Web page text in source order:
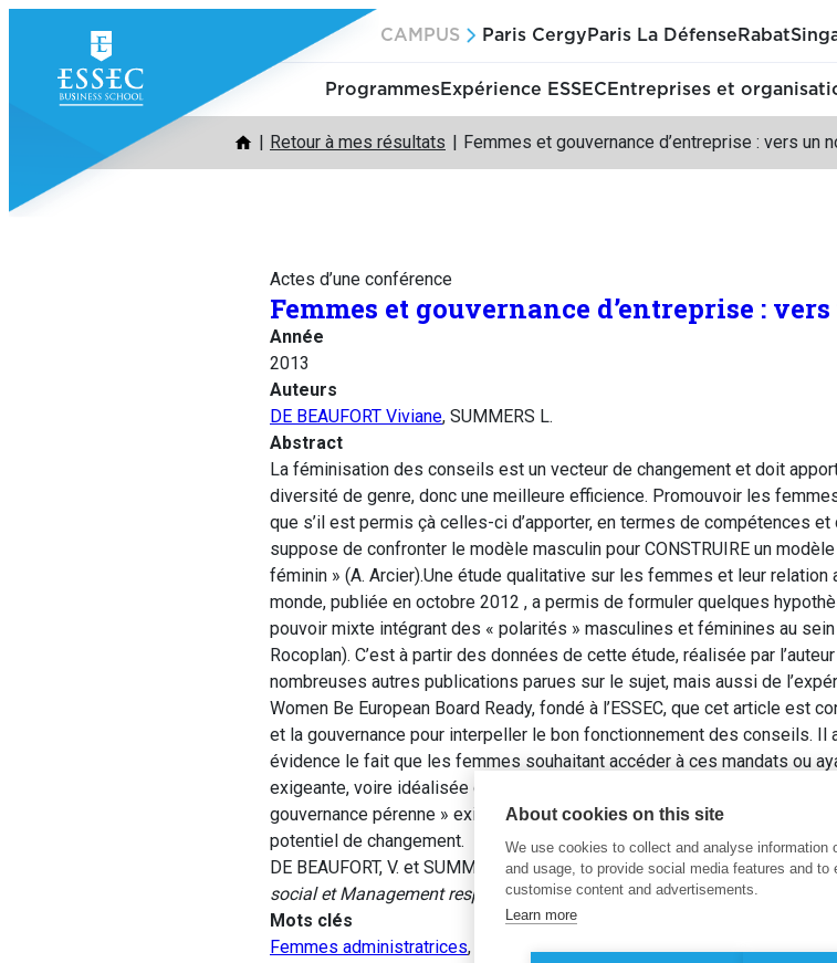
contenu
CAMPUS Paris Cergy Paris La Défense Rabat
ProgrammesExpérience ESSEC Entreprises et
Retour à mes résultats Femmes et gouvernance d’entreprise : vers un
Actes d’une conférence
Femmes et gouvernance d’entreprise :
Année
2013
Auteurs
DE BEAUFORT Viviane, SUMMERS L.
Abstract
La féminisation des conseils est un vecteur de changement et doit
diversité de genre, donc une meilleure efficience. Promouvoir les
que s’il est permis çà celles-ci d’apporter, en termes de compétences
suppose de confronter le modèle masculin pour CONSTRUIRE un
féminin » (A. Arcier).Une étude qualitative sur les femmes et leur relation
monde, publiée en octobre 2012 , a permis de formuler quelques
pouvoir mixte intégrant des « polarités » masculines et féminines au
Rocoplan). C’est à partir des données de cette étude, réalisée par
nombreuses autres publications parues sur le sujet, mais aussi de
Women Be European Board Ready, fondé à l’ESSEC, que cet article est
et la gouvernance pour interpeller le bon fonctionnement des conseils.
évidence le fait que les femmes souhaitant accéder à ces mandats ou
exigeante, voire idéalisée du fonctionnement des conseils participant
gouvernance pérenne » exigeant et peut être plus adapté aux défis
potentiel de changement.
DE BEAUFORT, V. et SUMMERS, L. (2013). Femmes et gouvernance
social et Management responsable. Institut International de l’Audit Social
Mots clés
Femmes administratrices, Femmes et gouvernance,Nouveau modèle de
About cookies on this site
We use cookies to collect and analyse information
and usage, to provide social media features and to
customise content and advertisements.
Learn more